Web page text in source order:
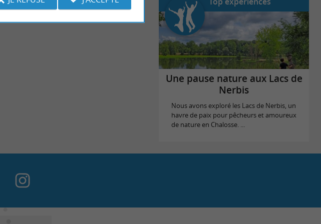
Une pause nature aux Lacs de
Nerbis
Nous avons exploré les Lacs de Nerbis, un
havre de paix pour pêcheurs et amoureux
de nature en Chalosse. ...